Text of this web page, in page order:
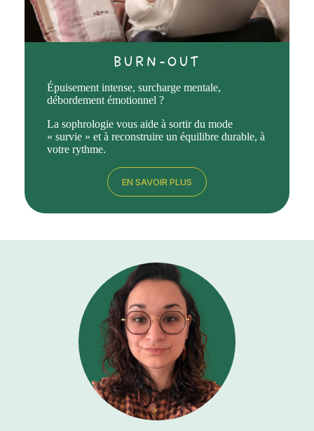
BURN-OUT
Épuisement intense, surcharge mentale,
débordement émotionnel ?
La sophrologie vous aide à sortir du mode
« survie » et à reconstruire un équilibre durable, à
votre rythme.
EN SAVOIR PLUS